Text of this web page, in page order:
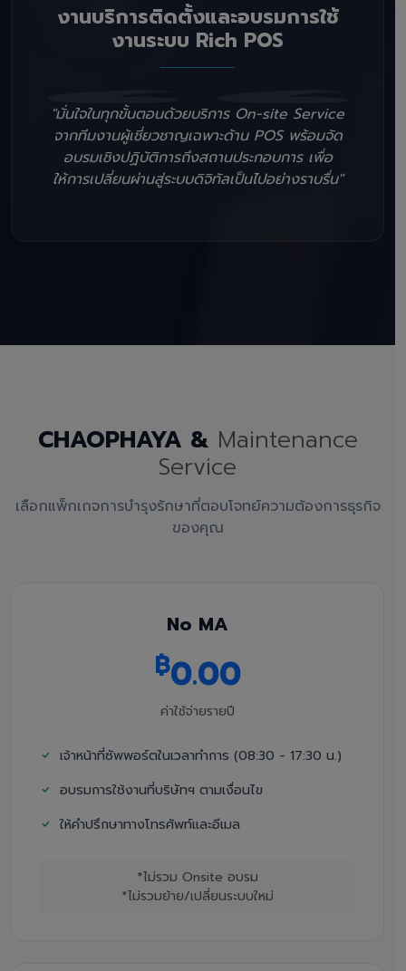
งานบริการติดตั้งและอบรมการใช้
งานระบบ Rich POS
"มั่นใจในทุกขั้นตอนด้วยบริการ On-site Service
จากทีมงานผู้เชี่ยวชาญเฉพาะด้าน POS พร้อมจัด
อบรมเชิงปฏิบัติการถึงสถานประกอบการ เพื่อ
ให้การเปลี่ยนผ่านสู่ระบบดิจิทัลเป็นไปอย่างราบรื่น"
CHAOPHAYA & Maintenance
Service
เลือกแพ็กเกจการบำรุงรักษาที่ตอบโจทย์ความต้องการธุรกิจ
ของคุณ
No MA
฿0.00
ค่าใช้จ่ายรายปี
เจ้าหน้าที่ซัพพอร์ตในเวลาทำการ (08:30 - 17:30 น.)
อบรมการใช้งานที่บริษัทฯ ตามเงื่อนไข
ให้คำปรึกษาทางโทรศัพท์และอีเมล
*ไม่รวม Onsite อบรม
*ไม่รวมย้าย/เปลี่ยนระบบใหม่